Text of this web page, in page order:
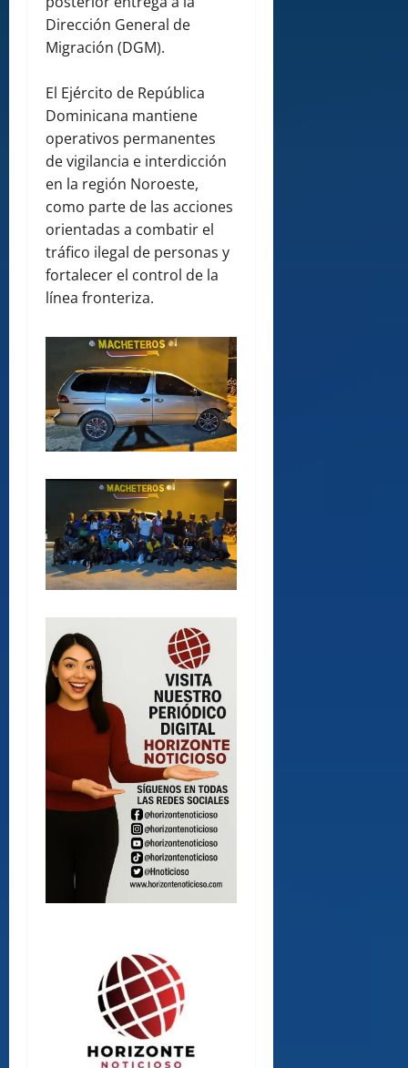
Dirección General de
Migración (DGM).
El Ejército de República
Dominicana mantiene
operativos permanentes
de vigilancia e interdicción
en la región Noroeste,
como parte de las acciones
orientadas a combatir el
tráfico ilegal de personas y
fortalecer el control de la
línea fronteriza.